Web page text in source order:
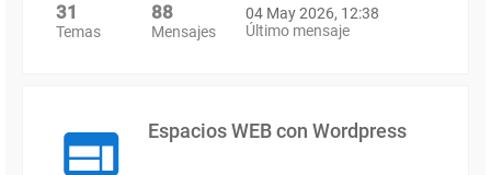
31
Temas
88
Mensajes
04 May 2026, 12:38
Último mensaje
Espacios WEB con Wordpress